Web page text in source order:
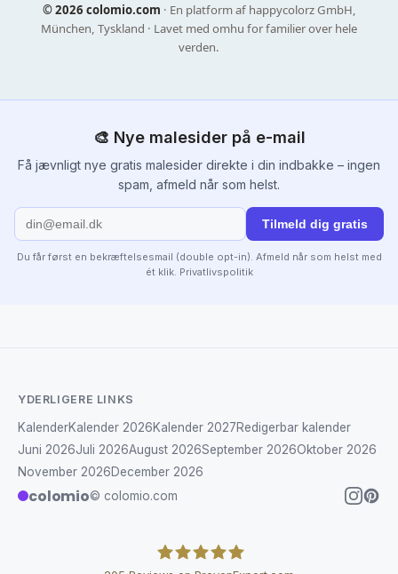
©2026 colomio.com · En platform af happycolorz GmbH,
München, Tyskland · Lavet med omhu for familier over hele
verden.
🎨 Nye malesider på e-mail
Få jævnligt nye gratis malesider direkte i din indbakke – ingen
spam, afmeld når som helst.
Tilmeld dig gratis
Du får først en bekræftelsesmail (double opt-in). Afmeld når som helst med
ét klik. Privatlivspolitik
YDERLIGERE LINKS
KalenderKalender 2026Kalender 2027Redigerbar kalender
Juni 2026Juli 2026August 2026September 2026Oktober 2026
November 2026December 2026
colomio© colomio.com